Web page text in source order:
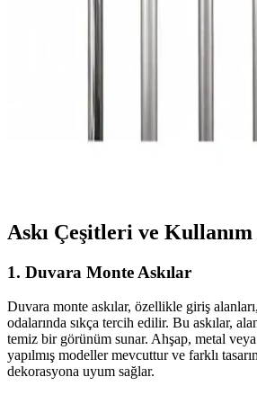
Karton arkalı aynaların zarar görmeden
Velcro bantları ve karton takviyesi gibi
alınmaktadır. Hafif aynalar için uygun
Lerato Sihirli Tutamaç Mop
Amaçlı ve Dayanıklı Depolama
Lerato Sihirli Tutamaç Mop Tutucu Askı,
Askı Çeşitleri ve
1. Duvara Monte Askılar
Duvara monte askılar, özellikle giriş
odalarında sıkça tercih edilir. Bu askılar,
temiz bir görünüm sunar. Ahşap, metal
yapılmış modeller mevcuttur ve farklı
dekorasyona uyum sağlar.